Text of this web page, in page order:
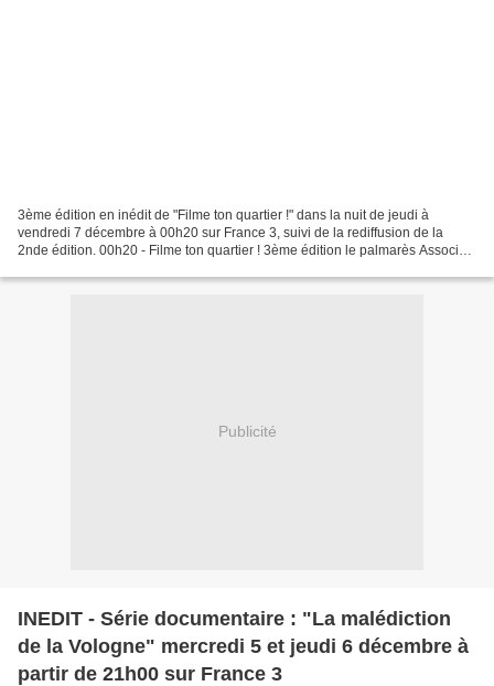
3ème édition en inédit de "Filme ton quartier !" dans la nuit de jeudi à
vendredi 7 décembre à 00h20 sur France 3, suivi de la rediffusion de la
2nde édition. 00h20 - Filme ton quartier ! 3ème édition le palmarès Associés
Publicité
INEDIT - Série documentaire : "La malédiction
de la Vologne" mercredi 5 et jeudi 6 décembre à
partir de 21h00 sur France 3